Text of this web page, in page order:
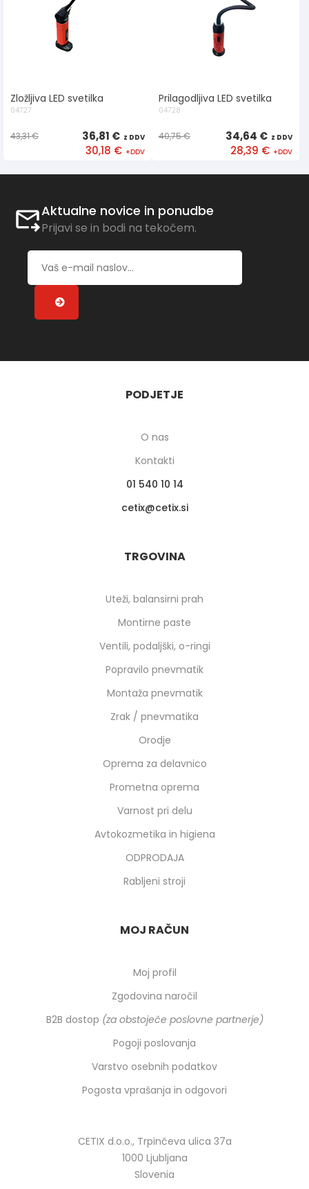
Zložljiva LED svetilka
04727
43,31 €
36,81 €
30,18 €
Prilagodljiva LED svetilka
04728
40,75 €
34,64 €
28,39 €
Aktualne novice in ponudbe
Prijavi se in bodi na tekočem.
PODJETJE
O nas
Kontakti
01 540 10 14
cetix
cetix.si
TRGOVINA
Uteži, balansirni prah
Montirne paste
Ventili, podaljški, o-ringi
Popravilo pnevmatik
Montaža pnevmatik
Zrak / pnevmatika
Orodje
Oprema za delavnico
Prometna oprema
Varnost pri delu
Avtokozmetika in higiena
ODPRODAJA
Rabljeni stroji
MOJ RAČUN
Moj profil
Zgodovina naročil
B2B dostop (za obstoječe poslovne partnerje)
Pogoji poslovanja
Varstvo osebnih podatkov
Pogosta vprašanja in odgovori
CETIX d.o.o., Trpinčeva ulica 37a
1000 Ljubljana
Slovenia